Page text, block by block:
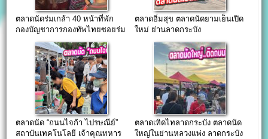
ตลาดนัดร่มเกล้า 40 หน้าที่พัก
กองบัญชาการกองทัพไทยซอยร่ม
ตลาดอิ่มสุข ตลาดนัดยามเย็นเปิด
ใหม่ ย่านลาดกระบัง
ตลาดนัด “ถนนไจก้า ไปรษณีย์”
สถาบันเทคโนโลยี เจ้าคุณทหาร
ตลาดเทิดไทลาดกระบัง ตลาดนัด
ใหญ่ในย่านหลวงแพ่ง ลาดกระบัง